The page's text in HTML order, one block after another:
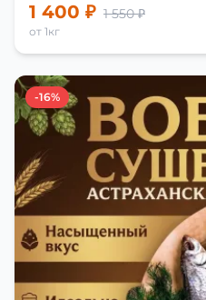
1 400 ₽ 1 550 ₽
от 1кг
-16%